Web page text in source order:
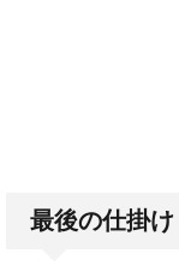
最後の仕掛け